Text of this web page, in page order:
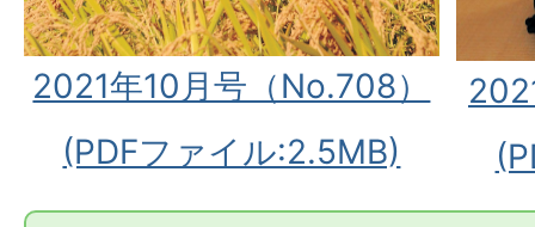
2021年10月号（No.708）
(PDFファイル:2.5MB)